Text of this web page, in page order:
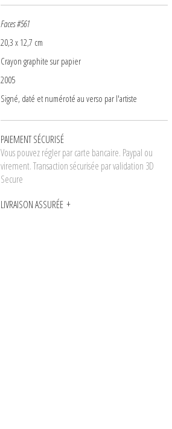
Faces #561
20,3 x 12,7 cm
Crayon graphite sur papier
2005
Signé, daté et numéroté au verso par l'artiste
PAIEMENT SÉCURISÉ
Vous pouvez régler par carte bancaire. Paypal ou
virement. Transaction sécurisée par validation 3D
Secure
LIVRAISON ASSURÉE